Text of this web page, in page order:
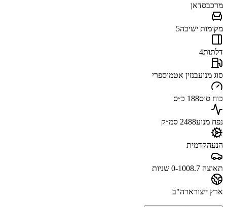
מרכבסדאן
מקומות ישיבה5
דלתות4
סוג מנועבנזין אטמוספרי
כוח סוס188 כ״ס
נפח מנוע2488 סמ״ק
הנעהקדמית
תאוצה 0-100 8.7 שניות
ארץ ייצורארה"ב